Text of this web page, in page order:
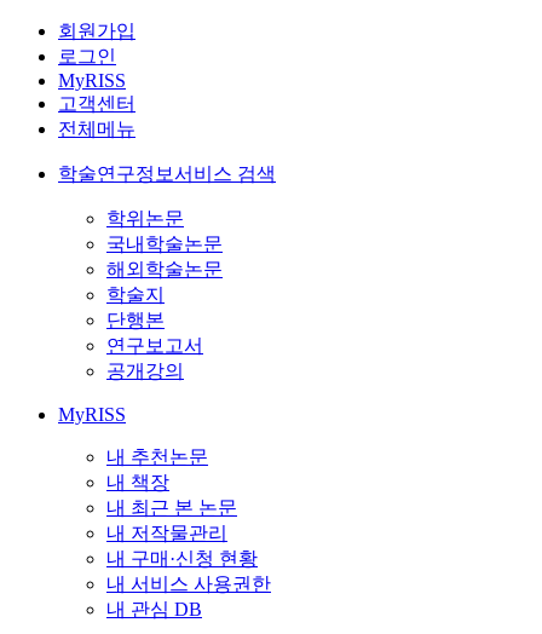
회원가입
로그인
MyRISS
고객센터
전체메뉴
학술연구정보서비스 검색
학위논문
국내학술논문
해외학술논문
학술지
단행본
연구보고서
공개강의
MyRISS
내 추천논문
내 책장
내 최근 본 논문
내 저작물관리
내 구매·신청 현황
내 서비스 사용권한
내 관심 DB